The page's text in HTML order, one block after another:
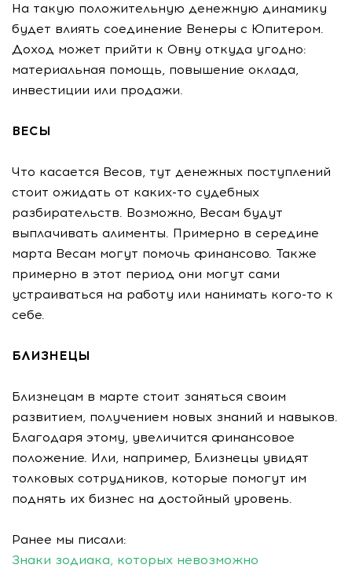
На такую положительную денежную динамику
будет влиять соединение Венеры с Юпитером.
Доход может прийти к Овну откуда угодно:
материальная помощь, повышение оклада,
инвестиции или продажи.
ВЕСЫ
Что касается Весов, тут денежных поступлений
стоит ожидать от каких-то судебных
разбирательств. Возможно, Весам будут
выплачивать алименты. Примерно в середине
марта Весам могут помочь финансово. Также
примерно в этот период они могут сами
устраиваться на работу или нанимать кого-то к
себе.
БЛИЗНЕЦЫ
Близнецам в марте стоит заняться своим
развитием, получением новых знаний и навыков.
Благодаря этому, увеличится финансовое
положение. Или, например, Близнецы увидят
толковых сотрудников, которые помогут им
поднять их бизнес на достойный уровень.
Ранее мы писали:
Знаки зодиака, которых невозможно